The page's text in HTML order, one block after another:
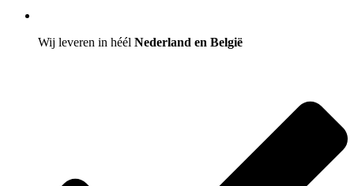
Wij leveren in héél Nederland en België